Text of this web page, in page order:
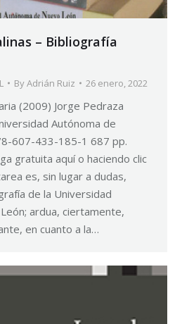
– Bibliografía
ByAdrián Ruiz 26 enero, 2022
(2009) Jorge Pedraza
Autónoma de
607-433-185-1 687 pp.
gratuita aquí o haciendo clic
es, sin lugar a dudas,
de la Universidad
ardua, ciertamente,
en cuanto a la…